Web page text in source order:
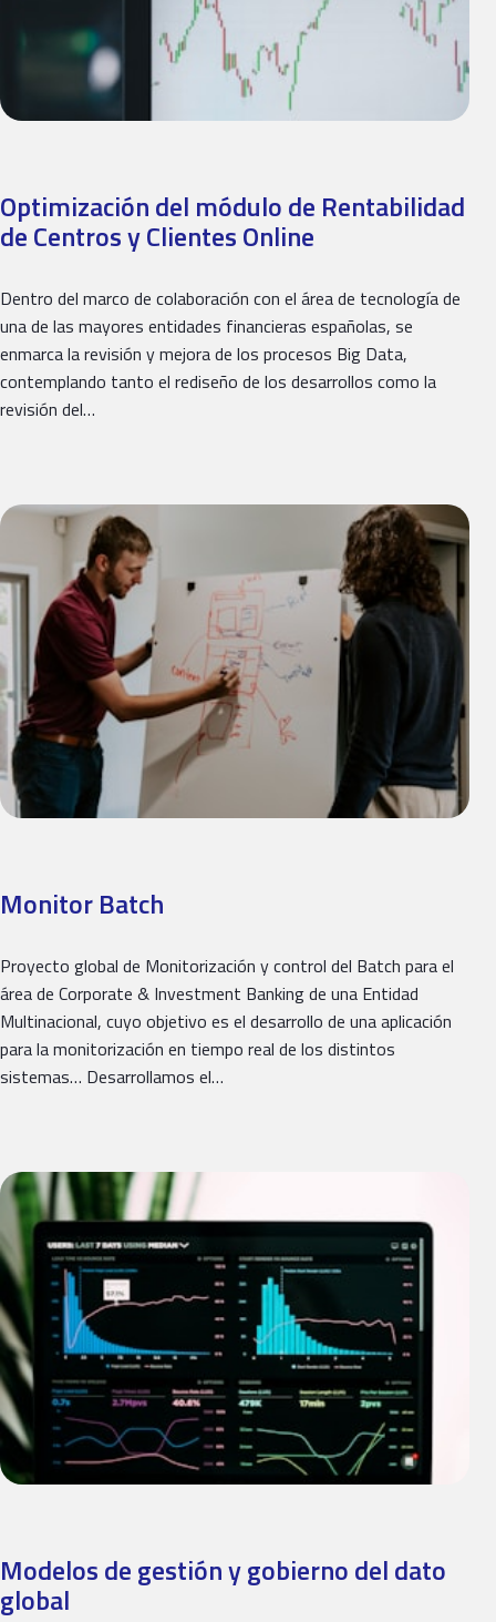
Optimización del módulo de Rentabilidad
de Centros y Clientes Online
Dentro del marco de colaboración con el área de tecnología de
una de las mayores entidades financieras españolas, se
enmarca la revisión y mejora de los procesos Big Data,
contemplando tanto el rediseño de los desarrollos como la
revisión del…
Monitor Batch
Proyecto global de Monitorización y control del Batch para el
área de Corporate & Investment Banking de una Entidad
Multinacional, cuyo objetivo es el desarrollo de una aplicación
para la monitorización en tiempo real de los distintos
sistemas… Desarrollamos el…
Modelos de gestión y gobierno del dato
global